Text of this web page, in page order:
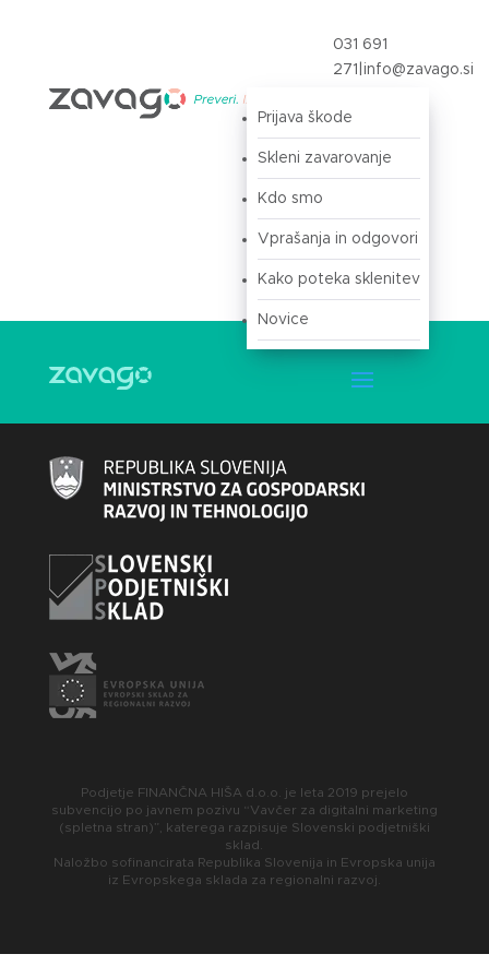
031 691
271 info@zavago.si
Prijava škode
Skleni zavarovanje
Kdo smo
Vprašanja in odgovori
Kako poteka sklenitev
Novice
Podjetje FINANČNA HIŠA d.o.o. je leta 2019 prejelo
subvencijo po javnem pozivu “Vavčer za digitalni marketing
(spletna stran)”, katerega razpisuje Slovenski podjetniški
sklad.
Naložbo sofinancirata Republika Slovenija in Evropska unija
iz Evropskega sklada za regionalni razvoj.